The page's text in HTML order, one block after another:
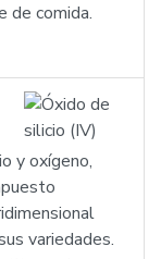
de comida.
y oxígeno,
variedades.